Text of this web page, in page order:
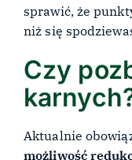
sprawić, że
niż się
Czy
Aktualnie
możliwość